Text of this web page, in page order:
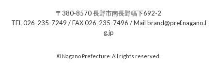
〒380-8570 長野市南長野幅下692-2
TEL 026-235-7249 / FAX 026-235-7496 / Mail brand@pref.nagano.l
g.jp
© Nagano Prefecture. All rights reserved.